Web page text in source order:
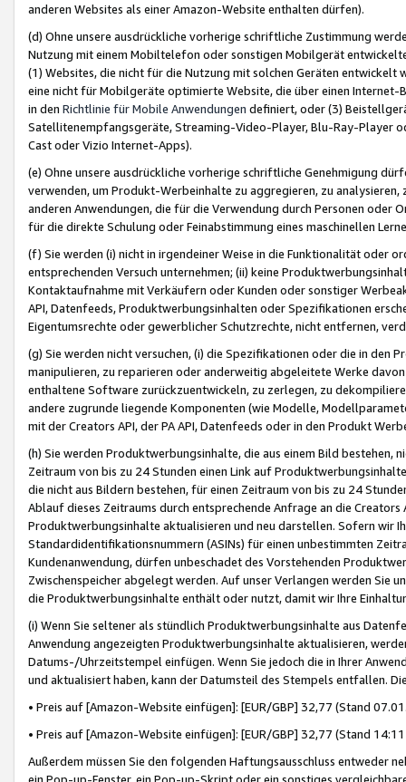
anderen Websites als einer Amazon-Website enthalten dürfen).
(d) Ohne unsere ausdrückliche vorherige schriftliche Zustimmung
Nutzung mit einem Mobiltelefon oder sonstigen Mobilgerät
(1) Websites, die nicht für die Nutzung mit solchen Geräten
eine nicht für Mobilgeräte optimierte Website, die über einen
in den Richtlinie für Mobile Anwendungen definiert, oder (3)
Satellitenempfangsgeräte, Streaming-Video-Player, Blu-Ray-Player
Cast oder Vizio Internet-Apps).
(e) Ohne unsere ausdrückliche vorherige schriftliche Genehmigung
verwenden, um Produkt-Werbeinhalte zu aggregieren, zu
anderen Anwendungen, die für die Verwendung durch Personen
für die direkte Schulung oder Feinabstimmung eines maschinellen
(f) Sie werden (i) nicht in irgendeiner Weise in die Funktionalität oder
entsprechenden Versuch unternehmen; (ii) keine
Kontaktaufnahme mit Verkäufern oder Kunden oder sonstiger
API, Datenfeeds, Produktwerbungsinhalten oder Spezifikationen
Eigentumsrechte oder gewerblicher Schutzrechte, nicht entfernen,
(g) Sie werden nicht versuchen, (i) die Spezifikationen oder die in
manipulieren, zu reparieren oder anderweitig abgeleitete Werke
enthaltene Software zurückzuentwickeln, zu zerlegen, zu
andere zugrunde liegende Komponenten (wie Modelle,
mit der Creators API, der PA API, Datenfeeds oder in den Produkt
(h) Sie werden Produktwerbungsinhalte, die aus einem Bild bestehen,
Zeitraum von bis zu 24 Stunden einen Link auf
die nicht aus Bildern bestehen, für einen Zeitraum von bis zu 24
Ablauf dieses Zeitraums durch entsprechende Anfrage an die
Produktwerbungsinhalte aktualisieren und neu darstellen. Sofern wir
Standardidentifikationsnummern (ASINs) für einen unbestimmten
Kundenanwendung, dürfen unbeschadet des Vorstehenden
Zwischenspeicher abgelegt werden. Auf unser Verlangen werden Sie
die Produktwerbungsinhalte enthält oder nutzt, damit wir Ihre
(i) Wenn Sie seltener als stündlich Produktwerbungsinhalte aus
Anwendung angezeigten Produktwerbungsinhalte aktualisieren,
Datums-/Uhrzeitstempel einfügen. Wenn Sie jedoch die in Ihrer
und aktualisiert haben, kann der Datumsteil des Stempels entfallen.
• Preis auf [Amazon-Website einfügen]: [EUR/GBP] 32,77 (Stand
• Preis auf [Amazon-Website einfügen]: [EUR/GBP] 32,77 (Stand
Außerdem müssen Sie den folgenden Haftungsausschluss entweder
ein Pop-up-Fenster, ein Pop-up-Skript oder ein sonstiges